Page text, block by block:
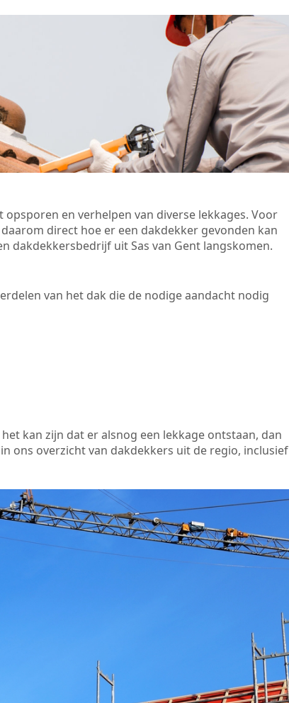
en verhelpen van diverse lekkages. Voor
direct hoe er een dakdekker gevonden kan
dakdekkersbedrijf uit Sas van Gent langskomen.
van het dak die de nodige aandacht nodig
kan zijn dat er alsnog een lekkage ontstaan, dan
ons overzicht van dakdekkers uit de regio, inclusief